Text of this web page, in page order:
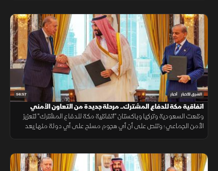
56:57 الشرق للأخبار أخبار
اتفاقية مكة للدفاع المشترك.. مرحلة جديدة من التعاون الأمني
وقعت السعودية وتركيا وباكستان "اتفاقية مكة للدفاع المشترك" لتعزيز
الأمن الجماعي؛ وتنص على أن أي هجوم مسلح على أي دولة منها يعد